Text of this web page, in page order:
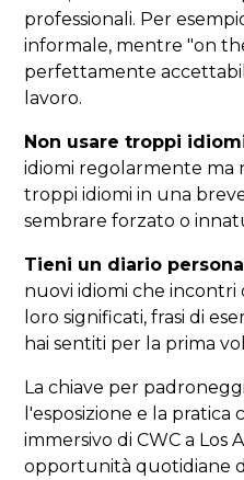
professionali. Per
informale, mentre "on
perfettamente
lavoro.
Non usare troppi
idiomi regolarmente ma
troppi idiomi in una
sembrare forzato o
Tieni un diario
nuovi idiomi che incontri
loro significati, frasi di
hai sentiti per la prima
La chiave per
l'esposizione e la pratica
immersivo di CWC a
opportunità quotidiane